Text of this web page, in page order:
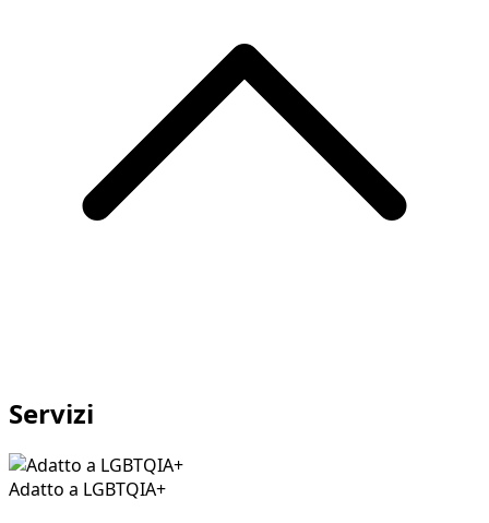
Servizi
Adatto a LGBTQIA+